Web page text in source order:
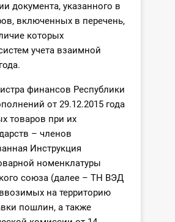
документа, указанного в
включенных в перечень,
которых
учета взаимной
финансов Республики
от 29.12.2015 года
товаров при их
– членов
Инструкция
номенклатуры
союза (далее – ТН ВЭД
на территорию
пошлин, а также